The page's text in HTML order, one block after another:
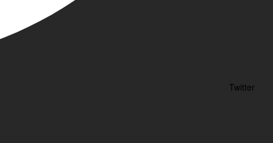
Twitter